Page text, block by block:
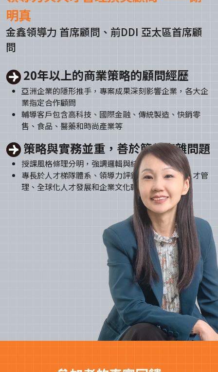
明真
金鑫領導力 首席顧問、前DDI 亞太區首席顧
問
20年以上的商業策略的顧問經歷
亞洲企業的隱形推手，專案成果深刻影響企業，各大企
業指定合作顧問
輔導客戶包含高科技、國際金融、傳統製造、快銷零
售、食品、醫藥和時尚產業等
策略與實務並重，善於簡化複雜問題
授課風格條理分明，強調邏輯與結構與實用場景
專長於人才梯隊體系、領導力評鑑與培訓、菁英人才管
理、全球化人才發展和企業文化轉型